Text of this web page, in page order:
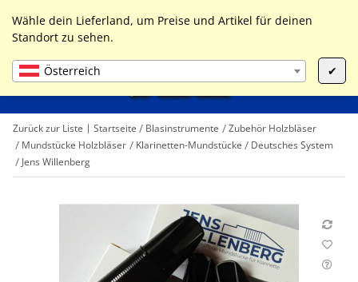
Wähle dein Lieferland, um Preise und Artikel für deinen
Standort zu sehen.
Österreich ✔
Liste ist leer
Zurück zur Liste Startseite Blasinstrumente
Zubehör Holzbläser
Mundstücke Holzbläser
Klarinetten-Mundstücke
Deutsches System
Jens Willenberg